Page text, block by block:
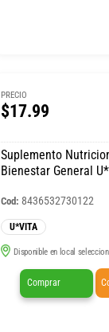
PRECIO
$17.99
Suplemento
Bienestar General
Cod: 8436532730122
U*VITA
Disponible en local
Comprar